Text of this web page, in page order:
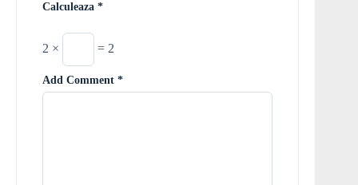
Calculeaza *
2 × = 2
Add Comment *